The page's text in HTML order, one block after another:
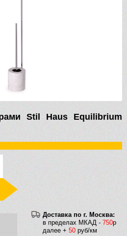
Stil Haus Equilibrium
Доставка по г. Москва:
в пределах МКАД - 750р
далее + 50 руб/км